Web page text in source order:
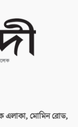
এলাকা, মোমিন রোড,